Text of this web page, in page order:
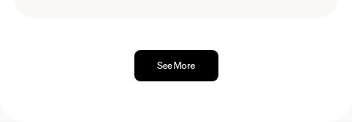
See More